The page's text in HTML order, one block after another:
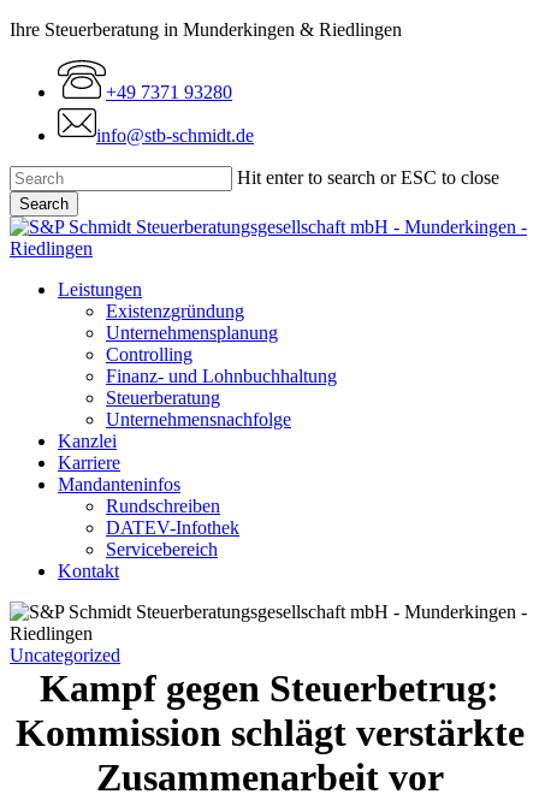
Skip
content
Ihre Steuerberatung in Munderkingen & Riedlingen
+49 7371 93280
info@stb-schmidt.de
Hit enter to search or ESC to close
Search
Close
Search
Menu
Leistungen
Existenzgründung
Unternehmensplanung
Controlling
Finanz- und Lohnbuchhaltung
Steuerberatung
Unternehmensnachfolge
Kanzlei
Karriere
Mandanteninfos
Rundschreiben
DATEV-Infothek
Servicebereich
Kontakt
Uncategorized
Kampf gegen Steuerbetrug:
Kommission schlägt verstärkte
Zusammenarbeit vor